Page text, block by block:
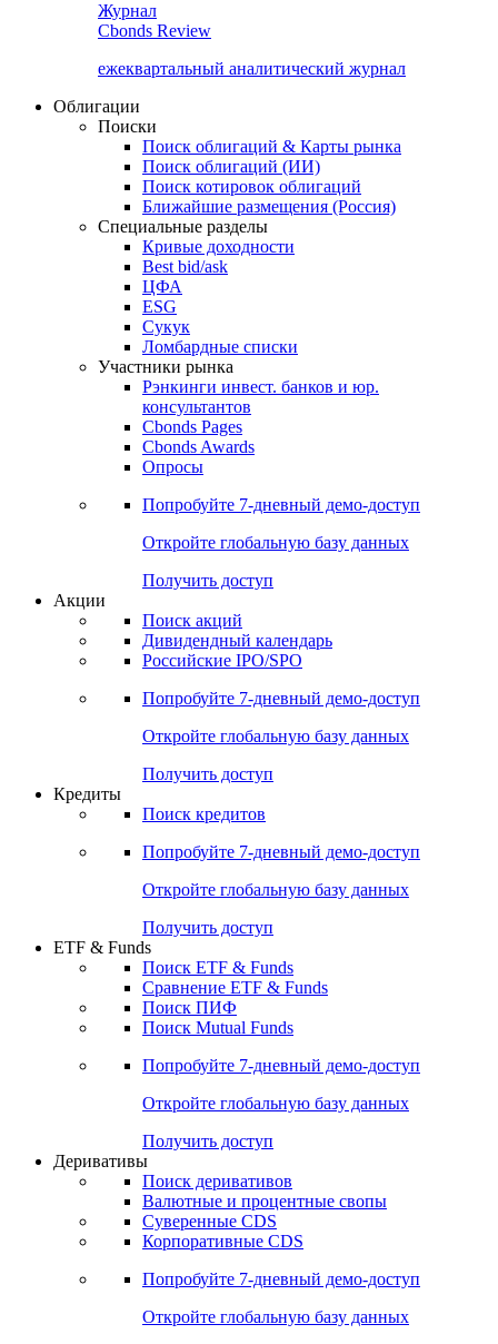
Cbonds Review
ежеквартальный аналитический журнал
Облигации
Поиски
Поиск облигаций & Карты рынка
Поиск облигаций (ИИ)
Поиск котировок облигаций
Ближайшие размещения (Россия)
Специальные разделы
Кривые доходности
Best bid/ask
ЦФА
ESG
Сукук
Ломбардные списки
Участники рынка
Рэнкинги инвест. банков и юр.
Cbonds Pages
Опросы
Попробуйте7-дневный
Откройте глобальную базу данных
Получить доступ
Поиск акций
Российские IPO/SPO
Попробуйте7-дневный
Откройте глобальную базу данных
Получить доступ
Поиск кредитов
Попробуйте7-дневный
Откройте глобальную базу данных
Получить доступ
ETF & Funds
Сравнение ETF & Funds
Поиск Mutual Funds
Попробуйте7-дневный
Откройте глобальную базу данных
Получить доступ
Деривативы
Валютные и процентные свопы
Корпоративные CDS